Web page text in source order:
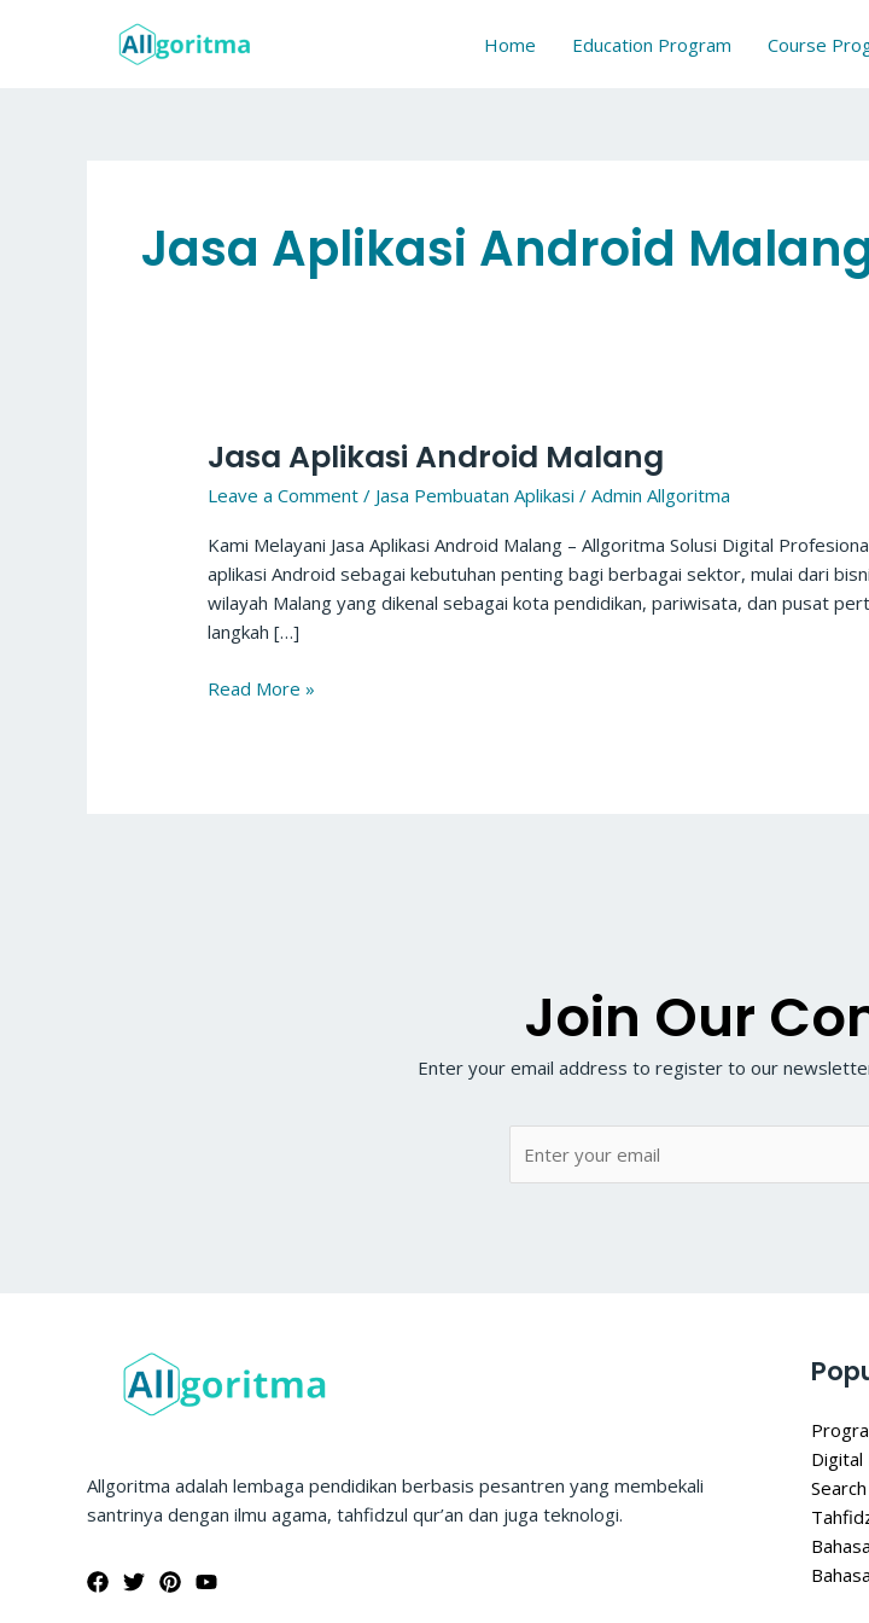
Home Education Program Course
Jasa Aplikasi Android
Jasa Aplikasi Android Malang
Leave a Comment / Jasa Pembuatan Aplikasi /Admin Allgoritma
Kami Melayani Jasa Aplikasi Android Malang – Allgoritma Solusi Digital
aplikasi Android sebagai kebutuhan penting bagi berbagai sektor, mulai dari
wilayah Malang yang dikenal sebagai kota pendidikan, pariwisata, dan pusat
langkah […]
Jasa
Android
Malang
Read More »
Join Our
Enter your email address to register to our
Allgoritma adalah lembaga pendidikan berbasis pesantren yang membekali
santrinya dengan ilmu agama, tahfidzul qur’an dan juga teknologi.
Digital